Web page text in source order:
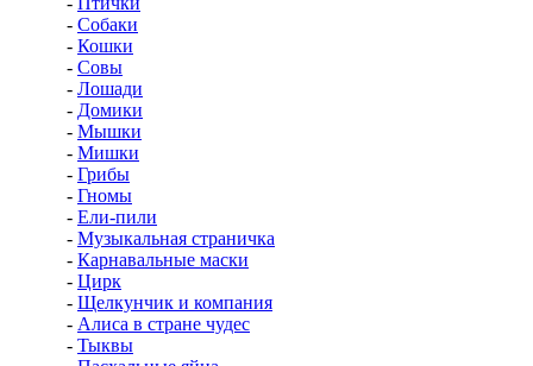
- Собаки
- Кошки
- Совы
- Лошади
- Домики
- Мышки
- Мишки
- Грибы
- Гномы
- Ели-пили
- Музыкальная страничка
- Карнавальные маски
- Цирк
- Щелкунчик и компания
- Алиса в стране чудес
- Тыквы